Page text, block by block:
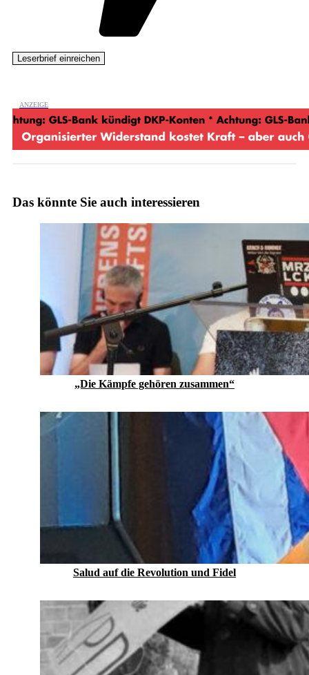
Das könnte Sie auch interessieren
„Die Kämpfe gehören zusammen“
Salud auf die Revolution und Fidel